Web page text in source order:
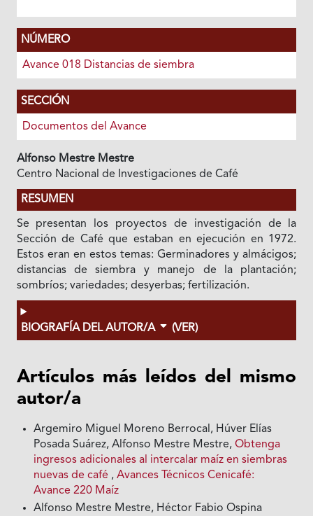
NÚMERO
Avance 018 Distancias de siembra
SECCIÓN
Documentos del Avance
Alfonso Mestre Mestre
Centro Nacional de Investigaciones de Café
RESUMEN
Se presentan los proyectos de investigación de la
Sección de Café que estaban en ejecución en 1972.
Estos eran en estos temas: Germinadores y almácigos;
distancias de siembra y manejo de la plantación;
sombríos; variedades; desyerbas; fertilización.
BIOGRAFÍA DEL AUTOR/A (VER)
Artículos más leídos del mismo
autor/a
Argemiro Miguel Moreno Berrocal, Húver Elías
Posada Suárez, Alfonso Mestre Mestre,Obtenga
ingresos adicionales al intercalar maíz en siembras
nuevas de café ,Avances Técnicos Cenicafé:
Avance 220 Maíz
Alfonso Mestre Mestre, Héctor Fabio Ospina